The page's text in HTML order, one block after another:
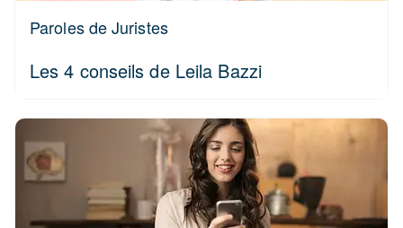
Paroles de Juristes
Les 4 conseils de Leila Bazzi